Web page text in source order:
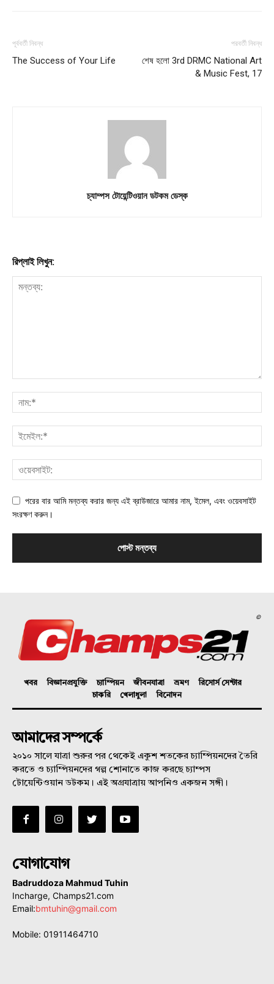
পূর্ববর্তী নিবন্ধ
The Success of Your Life
পরবর্তী নিবন্ধ
শেষ হলো 3rd DRMC National Art
& Music Fest, 17
চ্যাম্পস টোয়েন্টিওয়ান ডটকম ডেস্ক
রিপ্লাই লিখুন:
পরের বার আমি মন্তব্য করার জন্য এই ব্রাউজারে আমার নাম, ইমেল, এবং ওয়েবসাইট
সংরক্ষণ করুন।
©
খবর বিজ্ঞানপ্রযুক্তি চ্যাম্পিয়ন জীবনযাত্রা ভ্রমণ
রিসোর্স সেন্টার
চাকরি
খেলাধুলা বিনোদন
আমাদের সম্পর্কে
২০১০ সালে যাত্রা শুরুর পর থেকেই একুশ শতকের চ্যাম্পিয়নদের তৈরি
করতে ও চ্যাম্পিয়নদের গল্প শোনাতে কাজ করছে চ্যাম্পস
টোয়েন্টিওয়ান ডটকম। এই অগ্রযাত্রায় আপনিও একজন সঙ্গী।
যোগাযোগ
Badruddoza Mahmud Tuhin
Incharge, Champs21.com
Email:bmtuhin@gmail.com
Mobile: 01911464710